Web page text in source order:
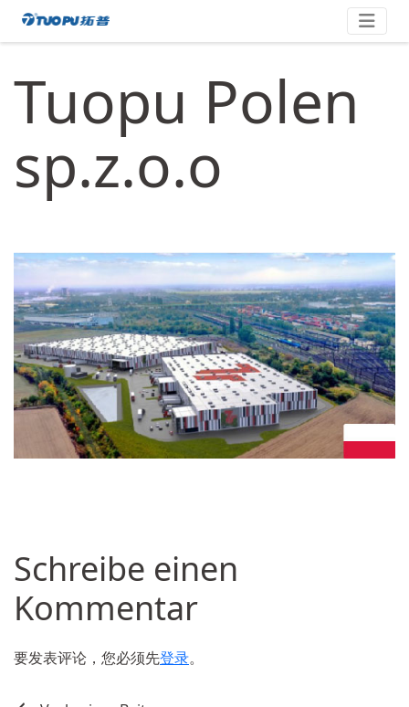
Zum
Inhalt
拓
·
技
平
台
业
Tuopu Polen
sp.z.o.o
Schreibe einen
Kommentar
要发表评论，您必须先登录。